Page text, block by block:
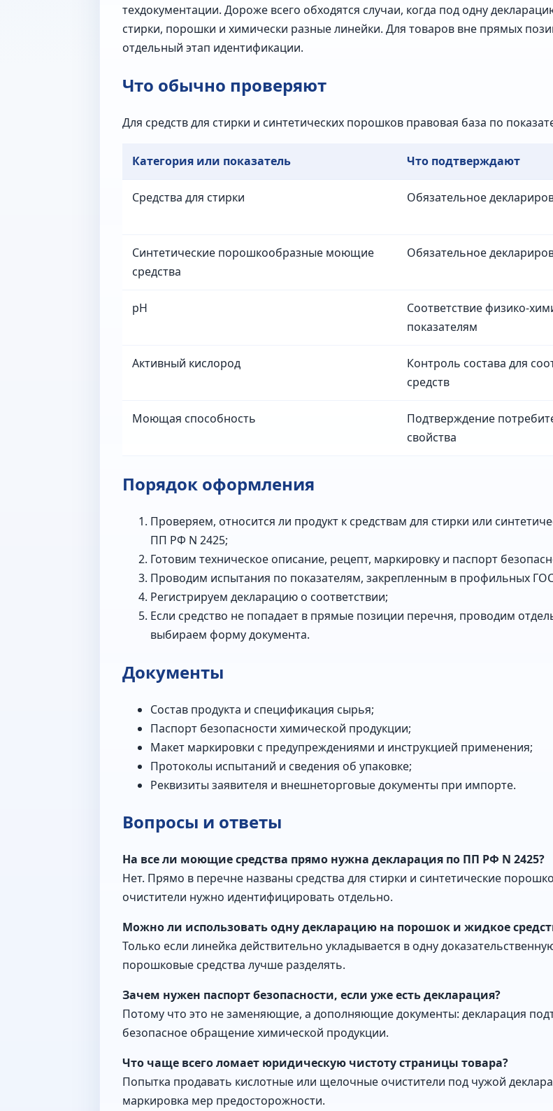
техдокументации. Дороже всего обходятся случаи, когда под одну
стирки, порошки и химически разные линейки. Для товаров вне прямых
отдельный этап идентификации.
Что обычно проверяют
Для средств для стирки и синтетических порошков правовая база по
Категория или показатель Что подтверждают
Средства для стирки Обязательное
Синтетические порошкообразные моющие
средства
Обязательное
pH
Соответствие физико-
показателям
Активный кислород
Контроль состава для
средств
Моющая способность
Подтверждение
свойства
Порядок оформления
Проверяем, относится ли продукт к средствам для стирки или
ПП РФ N 2425;
Готовим техническое описание, рецепт, маркировку и паспорт
Проводим испытания по показателям, закрепленным в профильных
Регистрируем декларацию о соответствии;
Если средство не попадает в прямые позиции перечня, проводим
выбираем форму документа.
Документы
Состав продукта и спецификация сырья;
Паспорт безопасности химической продукции;
Макет маркировки с предупреждениями и инструкцией применения;
Протоколы испытаний и сведения об упаковке;
Реквизиты заявителя и внешнеторговые документы при импорте.
Вопросы и ответы
На все ли моющие средства прямо нужна декларация по ПП РФ N 2425?
Нет. Прямо в перечне названы средства для стирки и синтетические
очистители нужно идентифицировать отдельно.
Можно ли использовать одну декларацию на порошок и жидкое
Только если линейка действительно укладывается в одну
порошковые средства лучше разделять.
Зачем нужен паспорт безопасности, если уже есть декларация?
Потому что это не заменяющие, а дополняющие документы: декларация
безопасное обращение химической продукции.
Что чаще всего ломает юридическую чистоту страницы товара?
Попытка продавать кислотные или щелочные очистители под чужой
маркировка мер предосторожности.